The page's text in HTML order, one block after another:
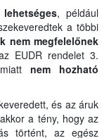
, például
a többi
nem megfelelőnek
EUDR rendelet 3.
nem hozható
és az áruk
a tény, hogy az
történt, az egész